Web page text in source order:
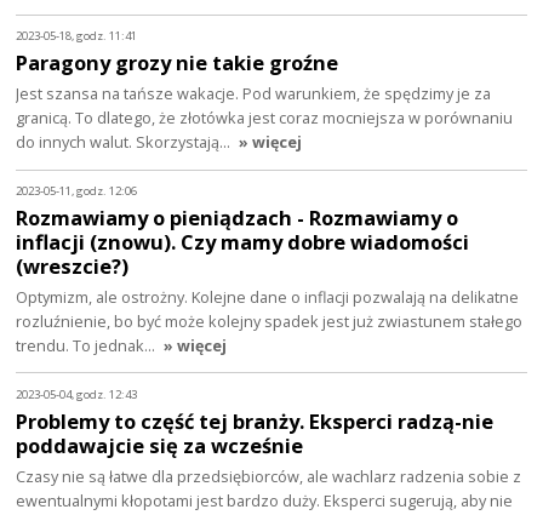
2023-05-18, godz. 11:41
Paragony grozy nie takie groźne
Jest szansa na tańsze wakacje. Pod warunkiem, że spędzimy je za
granicą. To dlatego, że złotówka jest coraz mocniejsza w porównaniu
do innych walut. Skorzystają… » więcej
2023-05-11, godz. 12:06
Rozmawiamy o pieniądzach - Rozmawiamy o
inflacji (znowu). Czy mamy dobre wiadomości
(wreszcie?)
Optymizm, ale ostrożny. Kolejne dane o inflacji pozwalają na delikatne
rozluźnienie, bo być może kolejny spadek jest już zwiastunem stałego
trendu. To jednak… » więcej
2023-05-04, godz. 12:43
Problemy to część tej branży. Eksperci radzą-nie
poddawajcie się za wcześnie
Czasy nie są łatwe dla przedsiębiorców, ale wachlarz radzenia sobie z
ewentualnymi kłopotami jest bardzo duży. Eksperci sugerują, aby nie